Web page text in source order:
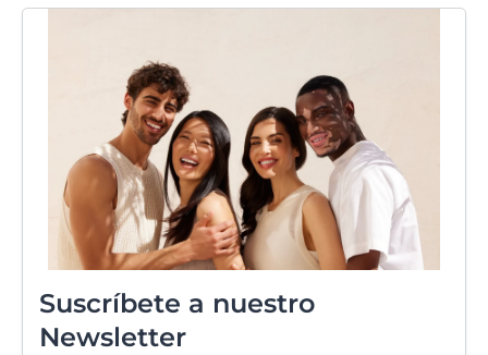
Suscríbete a nuestro
Newsletter